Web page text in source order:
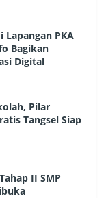
Lapangan PKA
Bagikan
Digital
Pilar
Tangsel Siap
II SMP